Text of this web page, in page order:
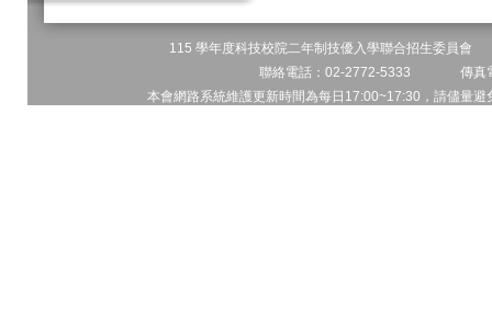
115 學年度科技校院二年制技優入學聯合招生委員
聯絡電話：02-2772-5333 傳
本會網路系統維護更新時間為每日17:00~17:30，請儘量